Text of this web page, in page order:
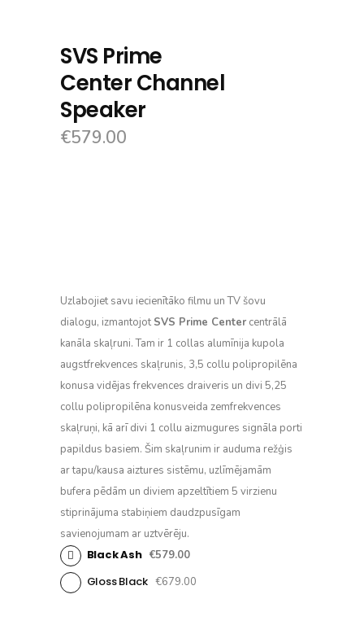
SVS Prime
Center Channel
Speaker
€579.00
Uzlabojiet savu iecienītāko filmu un TV šovu
dialogu, izmantojot SVS Prime Center centrālā
kanāla skaļruni. Tam ir 1 collas alumīnija kupola
augstfrekvences skaļrunis, 3,5 collu polipropilēna
konusa vidējas frekvences draiveris un divi 5,25
collu polipropilēna konusveida zemfrekvences
skaļruņi, kā arī divi 1 collu aizmugures signāla porti
papildus basiem. Šim skaļrunim ir auduma režģis
ar tapu/kausa aiztures sistēmu, uzlīmējamām
bufera pēdām un diviem apzeltītiem 5 virzienu
stiprinājuma stabiņiem daudzpusīgam
savienojumam ar uztvērēju.
Black Ash €579.00
Gloss Black €679.00